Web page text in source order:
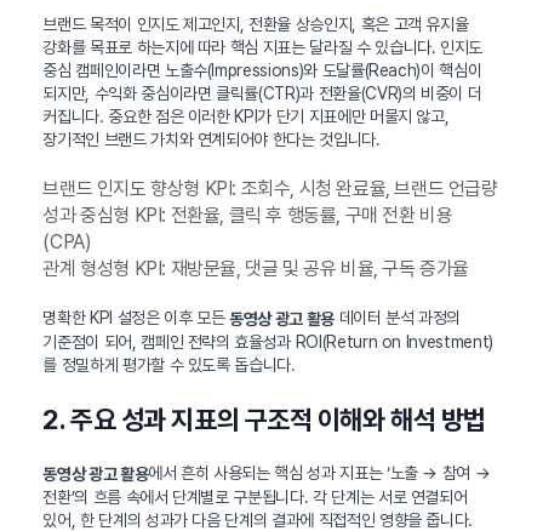
브랜드 목적이 인지도 제고인지, 전환율 상승인지, 혹은 고객 유지율
강화를 목표로 하는지에 따라 핵심 지표는 달라질 수 있습니다. 인지도
중심 캠페인이라면 노출수(Impressions)와 도달률(Reach)이 핵심이
되지만, 수익화 중심이라면 클릭률(CTR)과 전환율(CVR)의 비중이 더
커집니다. 중요한 점은 이러한 KPI가 단기 지표에만 머물지 않고,
장기적인 브랜드 가치와 연계되어야 한다는 것입니다.
브랜드 인지도 향상형 KPI: 조회수, 시청 완료율, 브랜드 언급량
성과 중심형 KPI: 전환율, 클릭 후 행동률, 구매 전환 비용
(CPA)
관계 형성형 KPI: 재방문율, 댓글 및 공유 비율, 구독 증가율
명확한 KPI 설정은 이후 모든동영상 광고 활용데이터 분석 과정의
기준점이 되어, 캠페인 전략의 효율성과 ROI(Return on Investment)
를 정밀하게 평가할 수 있도록 돕습니다.
2. 주요 성과 지표의 구조적 이해와 해석 방법
동영상 광고 활용에서 흔히 사용되는 핵심 성과 지표는 ‘노출 → 참여 →
전환’의 흐름 속에서 단계별로 구분됩니다. 각 단계는 서로 연결되어
있어, 한 단계의 성과가 다음 단계의 결과에 직접적인 영향을 줍니다.